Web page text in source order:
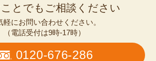
とでもご相談ください
軽にお問い合わせください。
（電話受付は9時-17時）
0120-676-286